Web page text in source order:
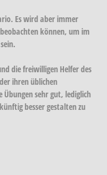
Es wird aber immer
können, um im
die freiwilligen Helfer des
ihren üblichen
sehr gut, lediglich
besser gestalten zu